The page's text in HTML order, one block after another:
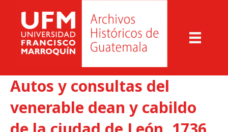
Autos y consultas del
venerable dean y cabildo